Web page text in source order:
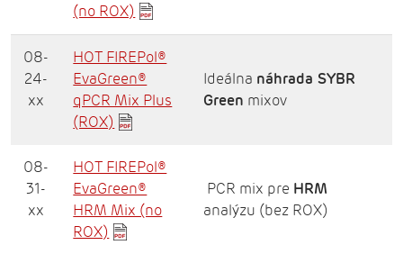
(no ROX)
08-
24-
xx
HOT FIREPol®
EvaGreen®
qPCR Mix Plus
(ROX)
Ideálna náhrada SYBR
Green mixov
08-
31-
xx
HOT FIREPol®
EvaGreen®
HRM Mix (no
ROX)
PCR mix pre HRM
analýzu (bez ROX)